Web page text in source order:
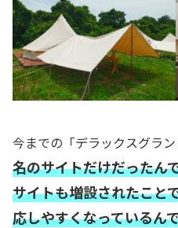
今までの「デラックスグラン
名のサイトだけだったん
サイトも増設されたこと
応しやすくなっているん